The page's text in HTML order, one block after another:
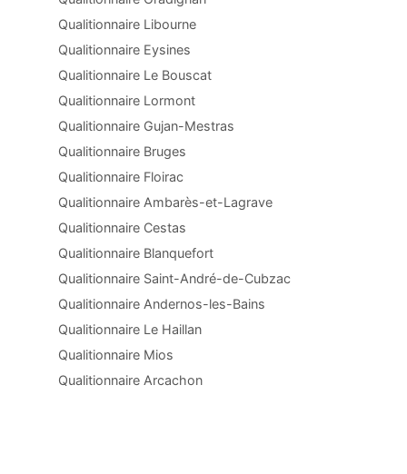
Qualitionnaire Libourne
Qualitionnaire Eysines
Qualitionnaire Le Bouscat
Qualitionnaire Lormont
Qualitionnaire Gujan-Mestras
Qualitionnaire Bruges
Qualitionnaire Floirac
Qualitionnaire Ambarès-et-Lagrave
Qualitionnaire Cestas
Qualitionnaire Blanquefort
Qualitionnaire Saint-André-de-Cubzac
Qualitionnaire Andernos-les-Bains
Qualitionnaire Le Haillan
Qualitionnaire Mios
Qualitionnaire Arcachon